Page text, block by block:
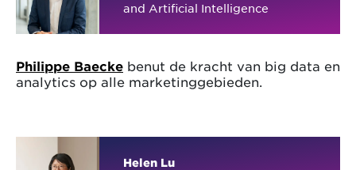
and Artificial Intelligence
Philippe Baecke benut de kracht van big data en
analytics op alle marketinggebieden.
Helen Lu